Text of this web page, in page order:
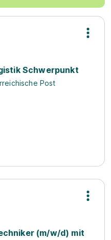
Schwerpunkt
Post
(m/w/d) mit